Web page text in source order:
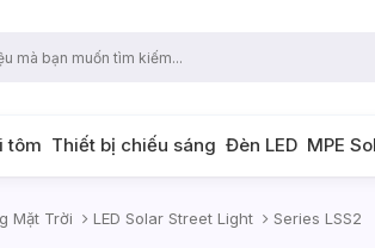
tôm Thiết bị chiếu sáng Đèn LED MPE
Mặt Trời LED Solar Street Light Series LSS2